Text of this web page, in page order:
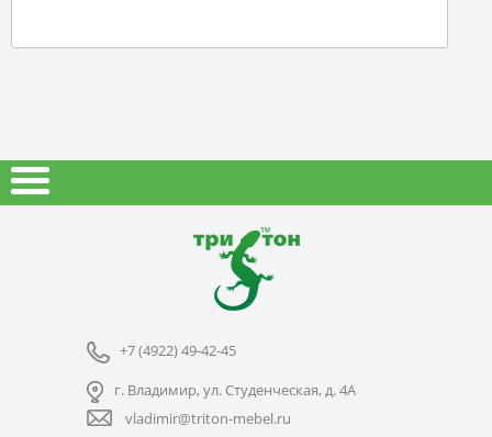
+7 (4922) 49-42-45
г. Владимир, ул. Студенческая, д. 4А
vladimir@triton-mebel.ru